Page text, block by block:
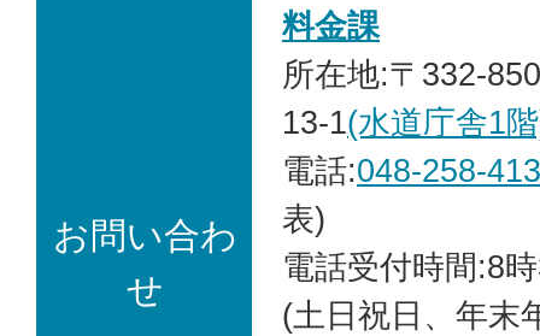
お問い合わ
せ
料金課
所在地:〒332-
13-1(水道庁舎1
電話:048-258-
表)
電話受付時間:8
(土日祝日、年末